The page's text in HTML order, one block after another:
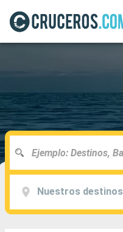
Nuestros destinos